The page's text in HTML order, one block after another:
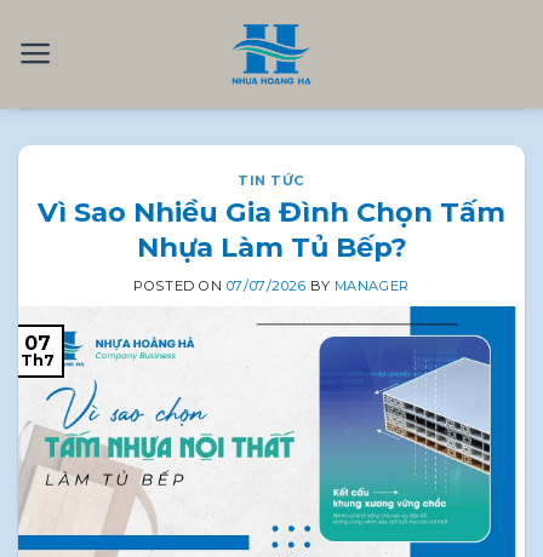
TIN TỨC
Vì Sao Nhiều Gia Đình Chọn Tấm
Nhựa Làm Tủ Bếp?
POSTED ON 07/07/2026 BY MANAGER
07
Th7